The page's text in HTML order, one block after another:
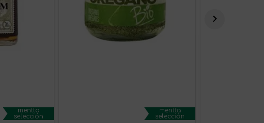
mentta
selección
mentta
selección